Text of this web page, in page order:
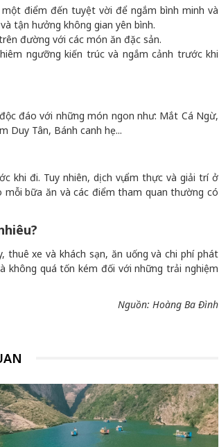
điểm đến tuyệt vời để ngắm bình minh và
tận hưởng không gian yên bình.
đường với các món ăn đặc sản.
ngưỡng kiến trúc và ngắm cảnh trước khi
đáo với những món ngon như: Mắt Cá Ngừ,
Duy Tân, Bánh canh hẹ...
khi đi. Tuy nhiên, dịch vụ ẩm thực và giải trí ở
mỗi bữa ăn và các điểm tham quan thường có
xe và khách sạn, ăn uống và chi phí phát
không quá tốn kém đối với những trải nghiệm
Nguồn: Hoàng Ba Đình